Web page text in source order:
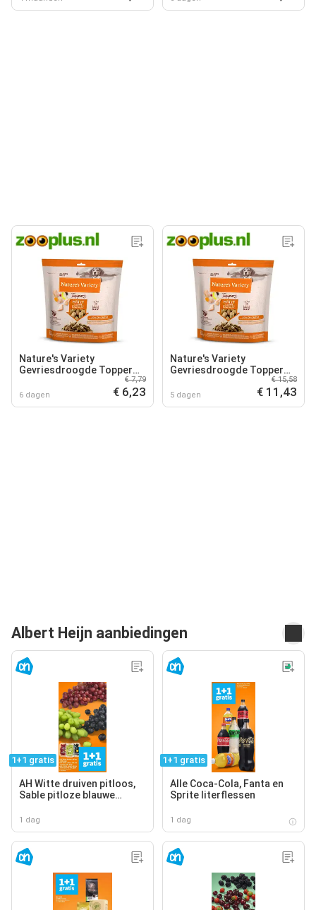
Nature's Variety
Gevriesdroogde Topper
voor Honden - Kip (120 g)
6 dagen
€ 7,79
€ 6,23
Nature's Variety
Gevriesdroogde Topper
voor Honden - Dubbelpak:
Kip (2 x 120 g)
5 dagen
€ 15,58
€ 11,43
Albert Heijn aanbiedingen
1+1 gratis
AH Witte druiven pitloos,
Sable pitloze blauwe
pitloze rode druiven
1 dag
1+1 gratis
Alle Coca-Cola, Fanta en
Sprite literflessen
1 dag